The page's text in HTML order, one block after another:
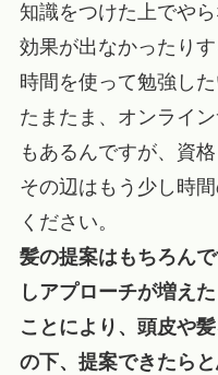
知識をつけた上でや
効果が出なかったり
時間を使って勉強した
たまたま、オンライ
もあるんですが、資
その辺はもう少し時
ください。
髪の提案はもちろん
しアプローチが増え
ことにより、頭皮や
の下、提案できたらと